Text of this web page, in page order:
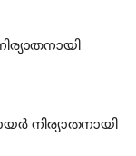
നിര്യാതനായി